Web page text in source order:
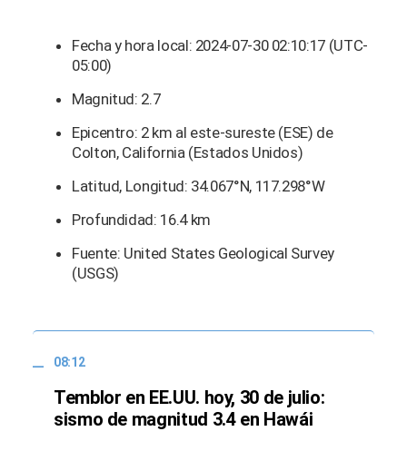
Fecha y hora local: 2024-07-30 02:10:17 (UTC-
05:00)
Magnitud: 2.7
Epicentro: 2 km al este-sureste (ESE) de
Colton, California (Estados Unidos)
Latitud, Longitud: 34.067°N, 117.298°W
Profundidad: 16.4 km
Fuente: United States Geological Survey
(USGS)
08:12
Temblor en EE.UU. hoy, 30 de julio:
sismo de magnitud 3.4 en Hawái